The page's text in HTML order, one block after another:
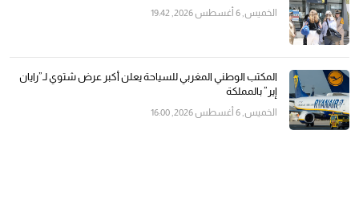
الخميس, 6 أغسطس 2026, 19:42
المكتب الوطني المغربي للسياحة يعلن أكبر عرض شتوي لـ”رايان
إير” بالمملكة
الخميس, 6 أغسطس 2026, 16:00